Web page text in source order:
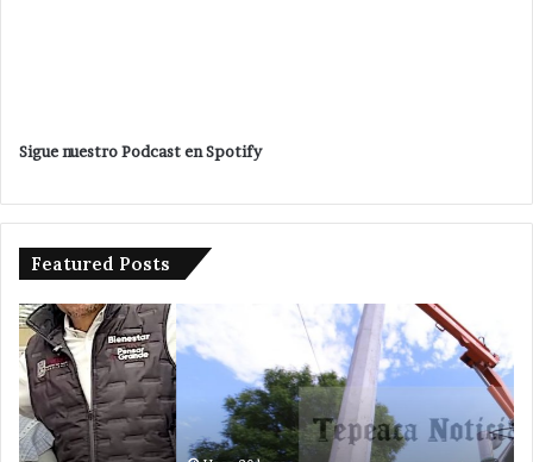
Sigue nuestro Podcast en Spotify
Featured Posts
Pone
en
marcha
Velazquez
Romero
un
en